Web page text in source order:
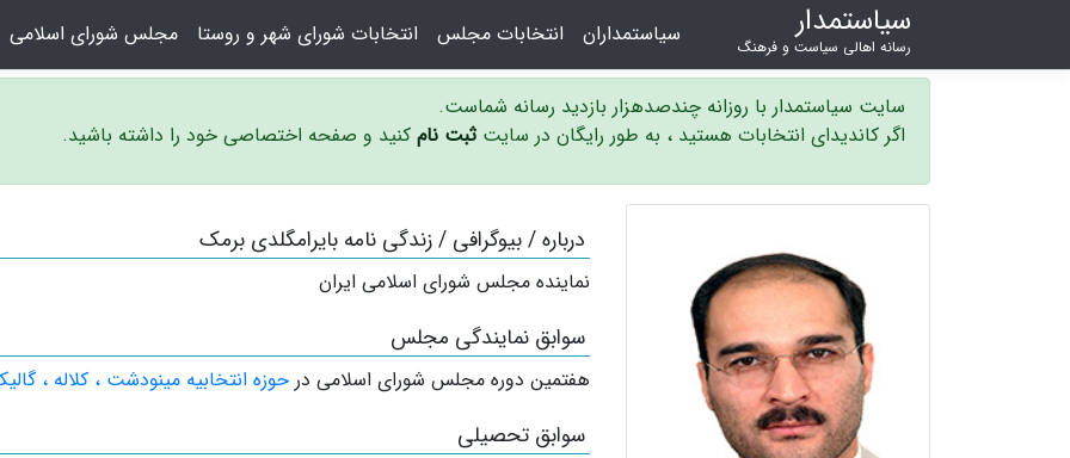
سیاستمدار
رسانه اهالی سیاست و فرهنگ سیاستمداران انتخابات مجلس انتخابات شورای شهر و روستا مجلس شورای اسلامی
سایت سیاستمدار با روزانه چندصدهزار بازدید رسانه شماست.
اگر کاندیدای انتخابات هستید ، به طور رایگان در سایت ثبت نام کنید و صفحه اختصاصی خود را داشته باشید.
درباره / بیوگرافی / زندگی نامه بایرامگلدی برمک
نماینده مجلس شورای اسلامی ایران
سوابق نمایندگی مجلس
هفتمین دوره مجلس شورای اسلامی در حوزه انتخابیه مینودشت ، کلاله ،
سوابق تحصیلی